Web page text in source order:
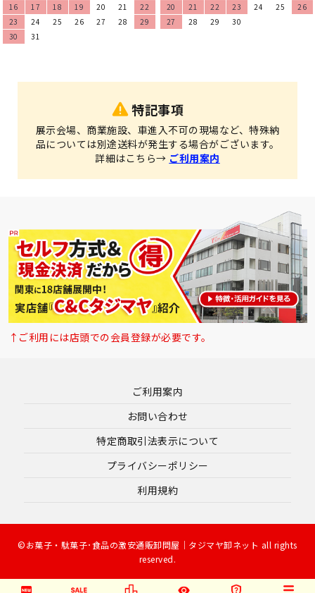
16
17 18 19 20 21
22
23
24 25 26 27 28
29
30
31
20
21 22 23 24 25
26
27
28 29 30
特記事項
展示会場、商業施設、車進入不可の現場など、特殊納
品については別途送料が発生する場合がございます。
詳細はこちら→ ご利用案内
↑ご利用には店頭での会員登録が必要です。
ご利用案内
お問い合わせ
特定商取引法表示について
プライバシーポリシー
利用規約
©お菓子・駄菓子･食品の激安通販卸問屋｜タジマヤ卸ネット all rights
reserved.